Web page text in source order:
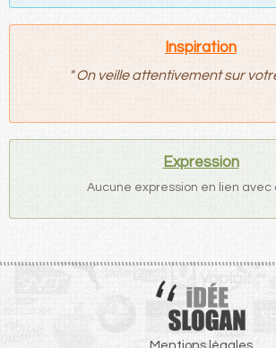
Inspiration
" On veille attentivement sur
Expression
Aucune expression en lien avec